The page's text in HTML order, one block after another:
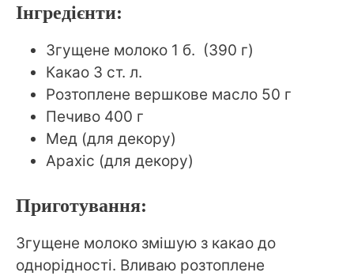
Інгредієнти:
Згущене молоко 1 б. (390 г)
Какао 3 ст. л.
Розтоплене вершкове масло 50 г
Печиво 400 г
Мед (для декору)
Арахіс (для декору)
Приготування:
Згущене молоко змішую з какао до
однорідності. Вливаю розтоплене